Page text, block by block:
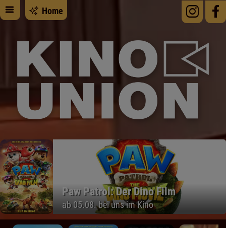
Home
Paw Patrol: Der Dino Film
ab 05.08. bei uns im Kino